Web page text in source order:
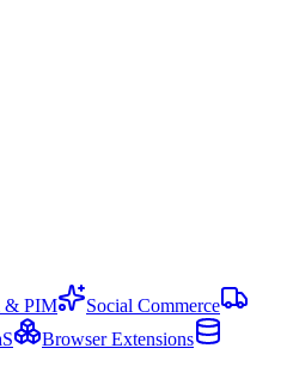
& PIM
Social Commerce
Browser Extensions